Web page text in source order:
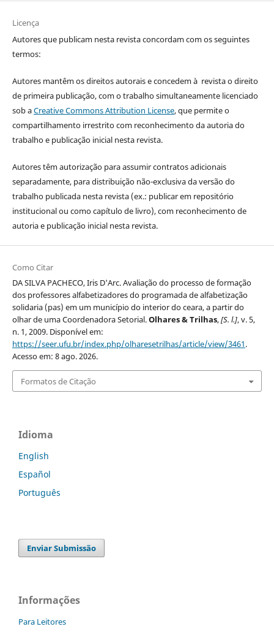
Licença
Autores que publicam nesta revista concordam com os seguintes
termos:
Autores mantêm os direitos autorais e concedem à revista o direito
de primeira publicação, com o trabalho simultaneamente licenciado
sob aCreative Commons Attribution License, que permite o
compartilhamento irrestrito com reconhecimento da autoria do
trabalho e publicação inicial nesta revista.
Autores têm autorização para assumir contratos adicionais
separadamente, para distribuição não-exclusiva da versão do
trabalho publicada nesta revista (ex.: publicar em repositório
institucional ou como capítulo de livro), com reconhecimento de
autoria e publicação inicial nesta revista.
Como Citar
DA SILVA PACHECO, Iris D'Arc. Avaliação do processo de formação
dos professores alfabetizadores do programada de alfabetização
solidaria (pas) em um município do interior do ceara, a partir do
olhar de uma Coordenadora Setorial.Olhares & Trilhas,[S. l.], v. 5,
n. 1, 2009. Disponível em:
https://seer.ufu.br/index.php/olharesetrilhas/article/view/3461.
Acesso em: 8 ago. 2026.
Formatos de Citação
Idioma
English
Español
Português
Enviar Submissão
Informações
Para Leitores